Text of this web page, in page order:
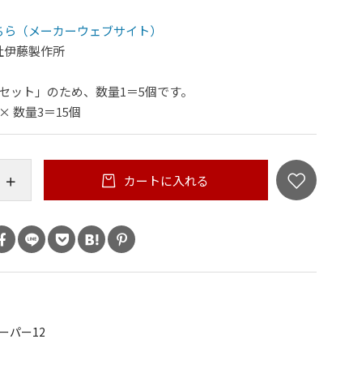
（メーカーウェブサイト）
藤製作所
ット」のため、数量1＝5個です。
数量3＝15個
カートに入れる
パー12